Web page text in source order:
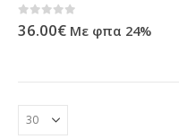
0 out of 5
36.00€ Με φπα 24%